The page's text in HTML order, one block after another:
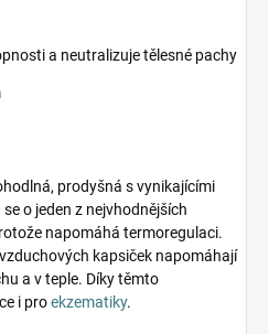
a neutralizuje tělesné pachy
prodyšná s vynikajícími
o jeden z nejvhodnějších
napomáhá termoregulaci.
kapsiček napomáhají
a v teple. Díky těmto
i proekzematiky.